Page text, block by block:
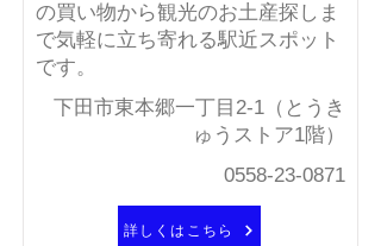
の買い物から観光のお土産探しま
で気軽に立ち寄れる駅近スポット
です。
下田市東本郷一丁目2-1（とうき
ゅうストア1階）
0558-23-0871
詳しくはこちら